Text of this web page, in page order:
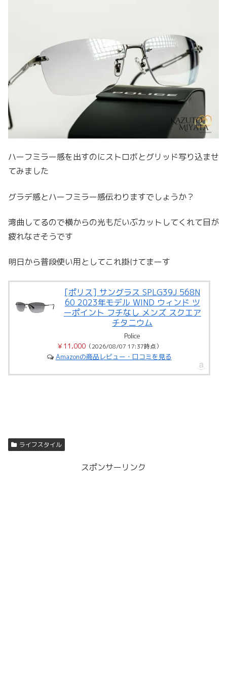
ハーフミラー感を出すのにストロボとグリッド写り込ませ
てみました
グラデ感とハーフミラー感伝わりますでしょうか？
湾曲してるので横からの光もだいぶカットしてくれて目が
疲れなさそうです
明日から普段使い用としてこれ掛けてまーす
[ポリス] サングラス SPLG39J 568N
60 2023年モデル WIND ウィンド ツ
ーポイント フチなし メンズ スクエア
チタニウム
Police
￥11,000（2026/08/07 17:37時点）
Amazonの商品レビュー・口コミを見る
ライフスタイル
スポンサーリンク